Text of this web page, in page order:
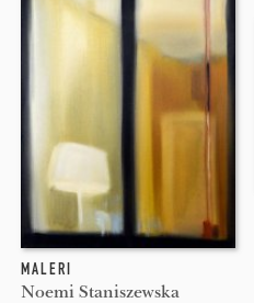
MALERI
Noemi Staniszewska